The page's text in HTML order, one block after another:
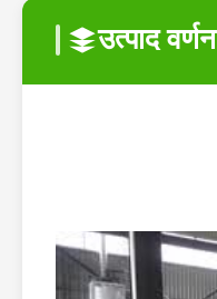
उत्पाद वर्णन